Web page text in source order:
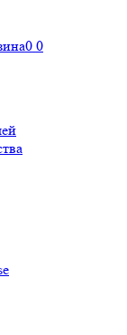
0 0